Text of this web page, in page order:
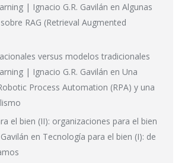
| Ignacio G.R. Gavilán en Algunas
RAG (Retrieval Augmented
versus modelos tradicionales
| Ignacio G.R. Gavilán en Una
Process Automation (RPA) y una
el bien (II): organizaciones para el bien
en Tecnología para el bien (I): de